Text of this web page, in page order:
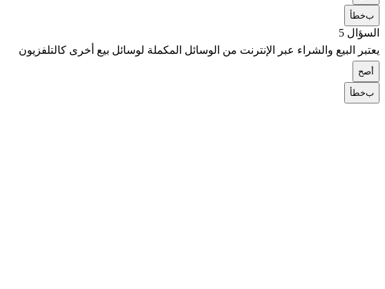
بخطأ
السؤال 5
يعتبر البيع والشراء عبر الإنترنت من الوسائل المكملة لوسائل بيع أخرى كالتلفزيون
أصح
بخطأ